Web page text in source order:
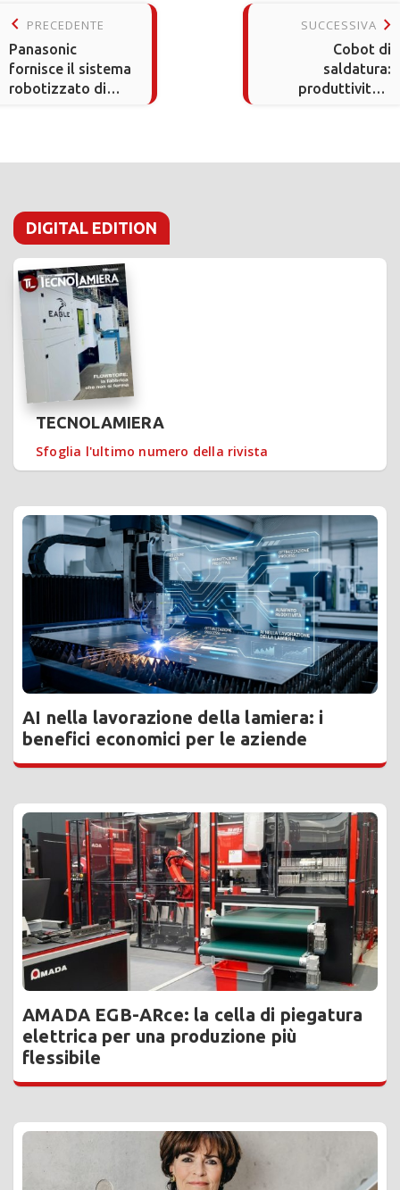
keyboard_arrow_left PRECEDENTE
Panasonic
fornisce il sistema
robotizzato di
SUCCESSIVA keyboard_arrow_right
Cobot di
saldatura:
produttività e
DIGITAL EDITION
TECNOLAMIERA
Sfoglia l'ultimo numero della rivista
AI nella lavorazione della lamiera: i
benefici economici per le aziende
AMADA EGB-ARce: la cella di piegatura
elettrica per una produzione più
flessibile